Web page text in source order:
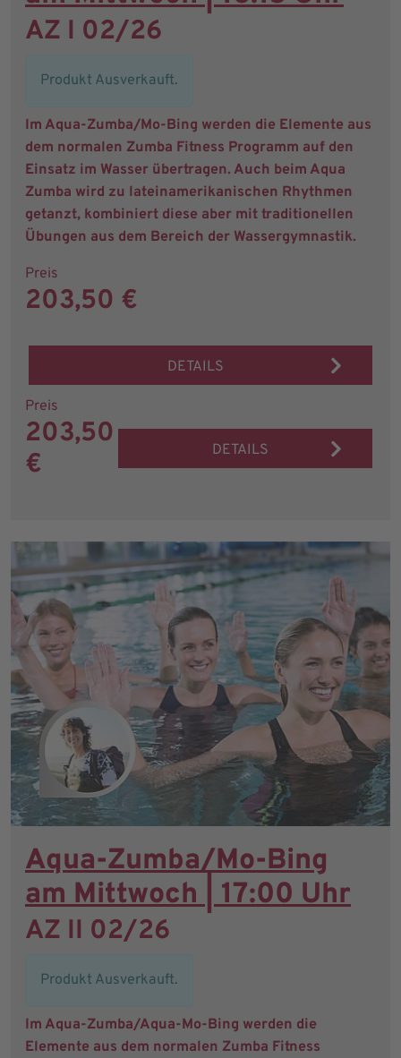
AZ I 02/26
Produkt Ausverkauft.
Im Aqua-Zumba/Mo-Bing werden die Elemente aus
dem normalen Zumba Fitness Programm auf den
Einsatz im Wasser übertragen. Auch beim Aqua
Zumba wird zu lateinamerikanischen Rhythmen
getanzt, kombiniert diese aber mit traditionellen
Übungen aus dem Bereich der Wassergymnastik.
Preis
203,50 €
DETAILS
Preis
203,50
€
DETAILS
Aqua-Zumba/Mo-Bing
am Mittwoch | 17:00 Uhr
AZ II 02/26
Produkt Ausverkauft.
Im Aqua-Zumba/Aqua-Mo-Bing werden die
Elemente aus dem normalen Zumba Fitness